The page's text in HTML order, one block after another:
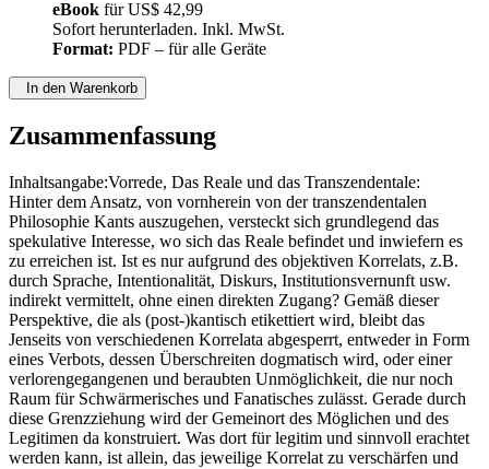
eBook fürUS$ 42,99
Sofort herunterladen. Inkl. MwSt.
Format: PDF – für alle Geräte
In den Warenkorb
Zusammenfassung
Inhaltsangabe:Vorrede, Das Reale und das Transzendentale:
Hinter dem Ansatz, von vornherein von der transzendentalen
Philosophie Kants auszugehen, versteckt sich grundlegend das
spekulative Interesse, wo sich das Reale befindet und inwiefern es
zu erreichen ist. Ist es nur aufgrund des objektiven Korrelats, z.B.
durch Sprache, Intentionalität, Diskurs, Institutionsvernunft usw.
indirekt vermittelt, ohne einen direkten Zugang? Gemäß dieser
Perspektive, die als (post-)kantisch etikettiert wird, bleibt das
Jenseits von verschiedenen Korrelata abgesperrt, entweder in Form
eines Verbots, dessen Überschreiten dogmatisch wird, oder einer
verlorengegangenen und beraubten Unmöglichkeit, die nur noch
Raum für Schwärmerisches und Fanatisches zulässt. Gerade durch
diese Grenzziehung wird der Gemeinort des Möglichen und des
Legitimen da konstruiert. Was dort für legitim und sinnvoll erachtet
werden kann, ist allein, das jeweilige Korrelat zu verschärfen und